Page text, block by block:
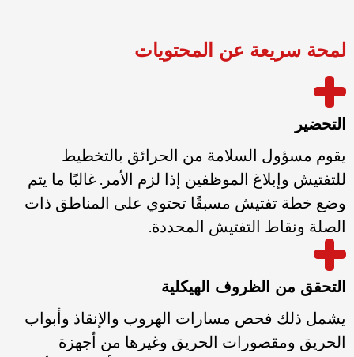
لمحة سريعة عن المحتويات
التحضير
يقوم مسؤول السلامة من الحرائق بالتخطيط
للتفتيش وإبلاغ الموظفين إذا لزم الأمر. غالبًا ما يتم
وضع خطة تفتيش مسبقًا تحتوي على المناطق ذات
الصلة ونقاط التفتيش المحددة.
التحقق من الظروف الهيكلية
يشمل ذلك فحص مسارات الهروب والإنقاذ وأبواب
الحريق ومقصورات الحريق وغيرها من أجهزة